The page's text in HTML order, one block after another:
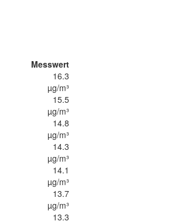
Messwert
16.3
µg/m³
15.5
µg/m³
14.8
µg/m³
14.3
µg/m³
14.1
µg/m³
13.7
µg/m³
13.3